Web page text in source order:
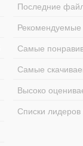
Последние
Самые
Самые
Высоко
Списки